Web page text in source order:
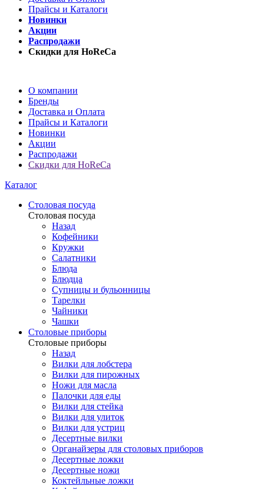
Прайсы и Каталоги
Новинки
Акции
Распродажи
Скидки для HoReCa
О компании
Бренды
Доставка и Оплата
Прайсы и Каталоги
Новинки
Акции
Распродажи
Скидки для HoReCa
Каталог
Столовая посуда
Столовая посуда
Назад
Кофейники
Кружки
Салатники
Блюда
Блюдца
Супницы и бульонницы
Тарелки
Чайники
Чашки
Cтоловые приборы
Cтоловые приборы
Назад
Вилки для лобстера
Вилки для пирожных
Ножи для масла
Палочки для еды
Вилки для стейка
Вилки для улиток
Вилки для устриц
Десертные вилки
Органайзеры для столовых приборов
Десертные ложки
Десертные ножи
Коктейльные ложки